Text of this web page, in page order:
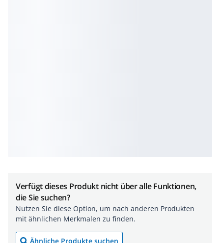
Verfügt dieses Produkt nicht über alle Funktionen,
die Sie suchen?
Nutzen Sie diese Option, um nach anderen Produkten
mit ähnlichen Merkmalen zu finden.
Ähnliche Produkte suchen